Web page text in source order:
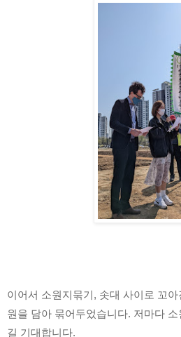
이어서 소원지묶기, 솟대 사이로 꼬
원을 담아 묶어두었습니다. 저마다
길 기대합니다.